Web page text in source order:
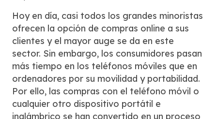
Hoy en día, casi todos los grandes minoristas
ofrecen la opción de compras online a sus
clientes y el mayor auge se da en este
sector. Sin embargo, los consumidores pasan
más tiempo en los teléfonos móviles que en
ordenadores por su movilidad y portabilidad.
Por ello, las compras con el teléfono móvil o
cualquier otro dispositivo portátil e
inalámbrico se han convertido en un proceso